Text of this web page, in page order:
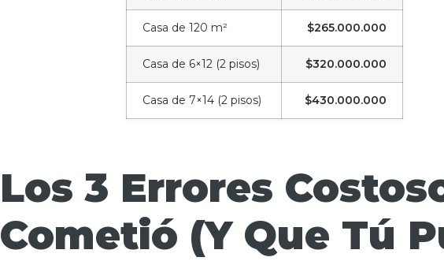
Casa de 120 m² $265.000.000
Casa de 6×12 (2 pisos) $320.000.000
Casa de 7×14 (2 pisos) $430.000.000
Los 3 Errores
Cometió (Y Que Tú